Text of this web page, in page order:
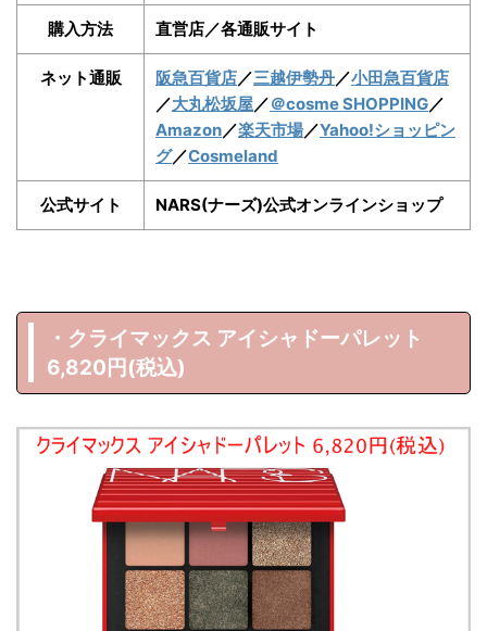
購入方法 直営店／各通販サイト
ネット通販 阪急百貨店／三越伊勢丹／小田急百貨店
／大丸松坂屋／＠cosme SHOPPING／
Amazon／楽天市場／Yahoo!ショッピン
グ／Cosmeland
公式サイト NARS(ナーズ)公式オンラインショップ
・クライマックス アイシャドーパレット
6,820円(税込)